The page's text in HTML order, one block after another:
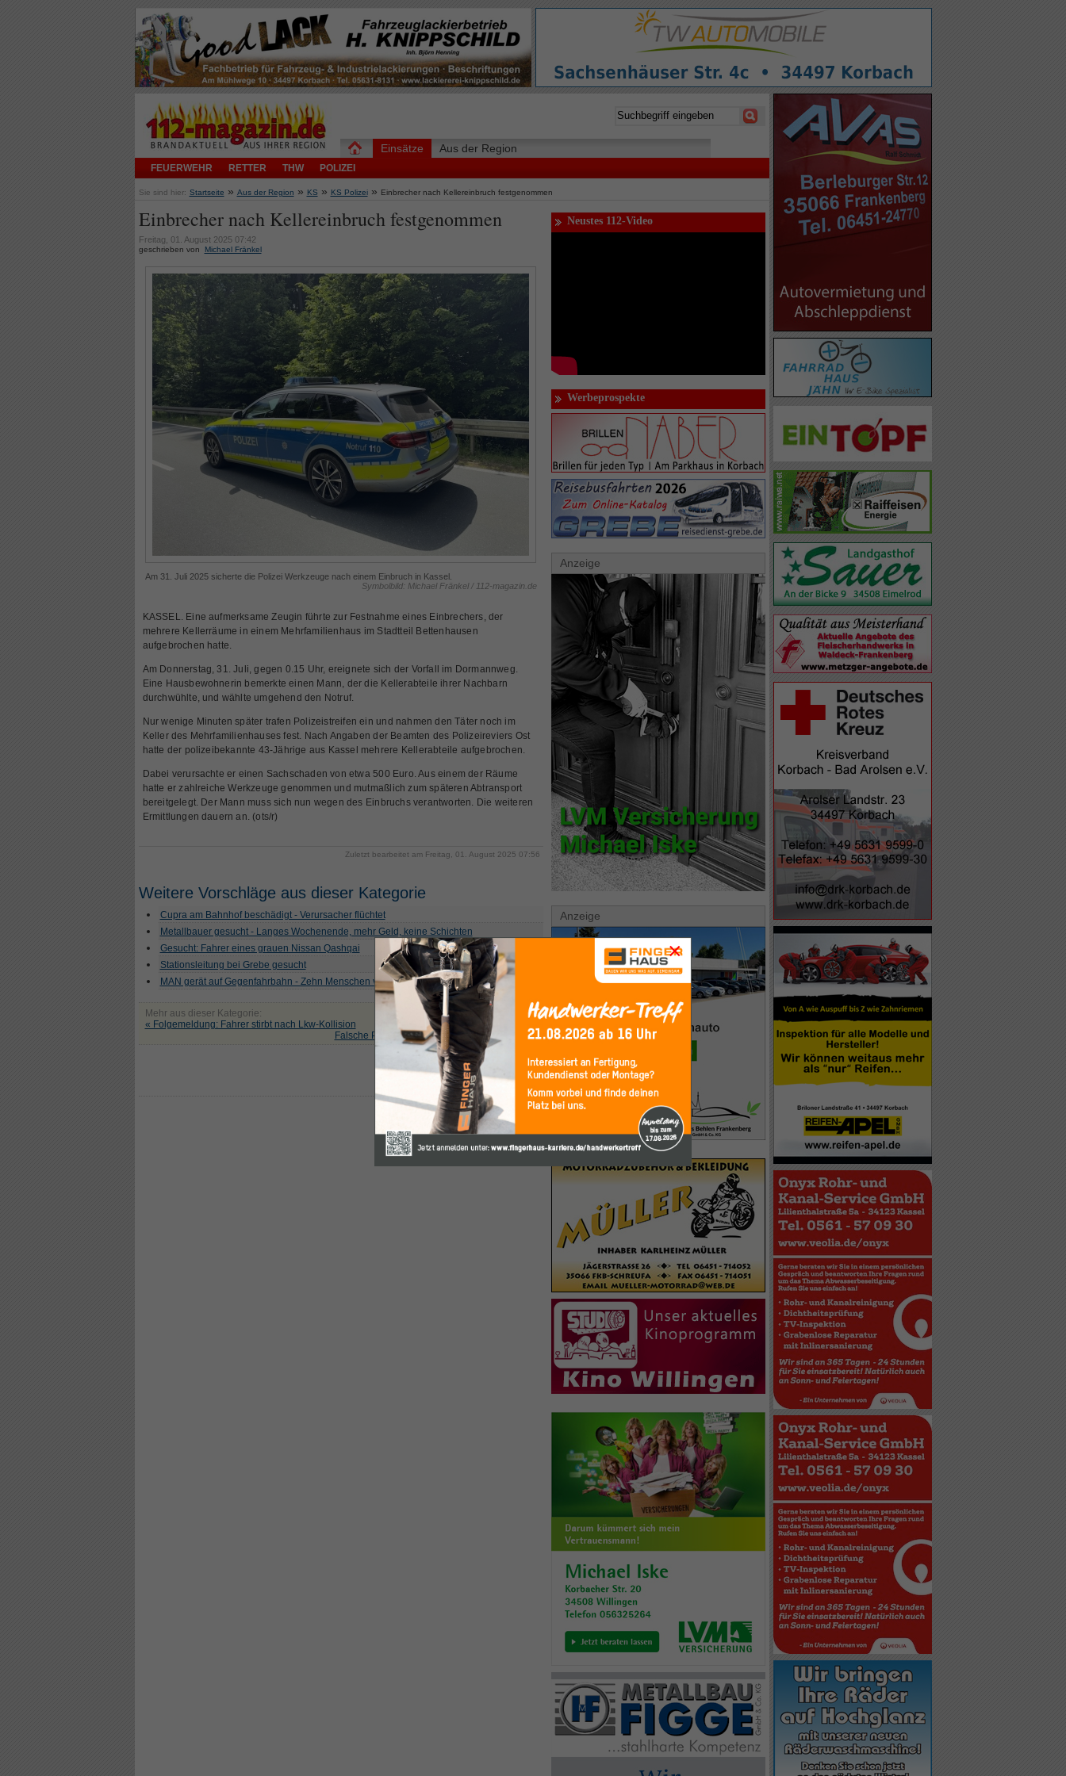
Einsätze
FEUERWEHR RETTER THW POLIZEI
Aus der Region
Sie sind hier: Startseite » Aus der Region » KS » KS Polizei » Einbrecher nach Kellereinbruch festgenommen
Einbrecher nach Kellereinbruch festgenommen
Freitag, 01. August 2025 07:42
geschrieben von Michael Fränkel
Am 31. Juli 2025 sicherte die Polizei Werkzeuge nach einem Einbruch in Kassel.
Symbolbild: Michael Fränkel / 112-magazin.de
KASSEL. Eine aufmerksame Zeugin führte zur Festnahme eines Einbrechers, der
mehrere Kellerräume in einem Mehrfamilienhaus im Stadtteil Bettenhausen
aufgebrochen hatte.
Am Donnerstag, 31. Juli, gegen 0.15 Uhr, ereignete sich der Vorfall im Dormannweg.
Eine Hausbewohnerin bemerkte einen Mann, der die Kellerabteile ihrer Nachbarn
durchwühlte, und wählte umgehend den Notruf.
Nur wenige Minuten später trafen Polizeistreifen ein und nahmen den Täter noch im
Keller des Mehrfamilienhauses fest. Nach Angaben der Beamten des Polizeireviers Ost
hatte der polizeibekannte 43-Jährige aus Kassel mehrere Kellerabteile aufgebrochen.
Dabei verursachte er einen Sachschaden von etwa 500 Euro. Aus einem der Räume
hatte er zahlreiche Werkzeuge genommen und mutmaßlich zum späteren Abtransport
bereitgelegt. Der Mann muss sich nun wegen des Einbruchs verantworten. Die weiteren
Ermittlungen dauern an. (ots/r)
Zuletzt bearbeitet am Freitag, 01. August 2025 07:56
Weitere Vorschläge aus dieser Kategorie
Cupra am Bahnhof beschädigt - Verursacher flüchtet
Metallbauer gesucht - Langes Wochenende, mehr Geld, keine Schichten
Gesucht: Fahrer eines grauen Nissan Qashqai
Stationsleitung bei Grebe gesucht
MAN gerät auf Gegenfahrbahn - Zehn Menschen verletzt
Mehr aus dieser Kategorie:
« Folgemeldung: Fahrer stirbt nach Lkw-Kollision
Falsche Polizisten täuschen Frau bei Kaution »
back to top
Neustes 112-Video
Werbeprospekte
Anzeige
Anzeige
×